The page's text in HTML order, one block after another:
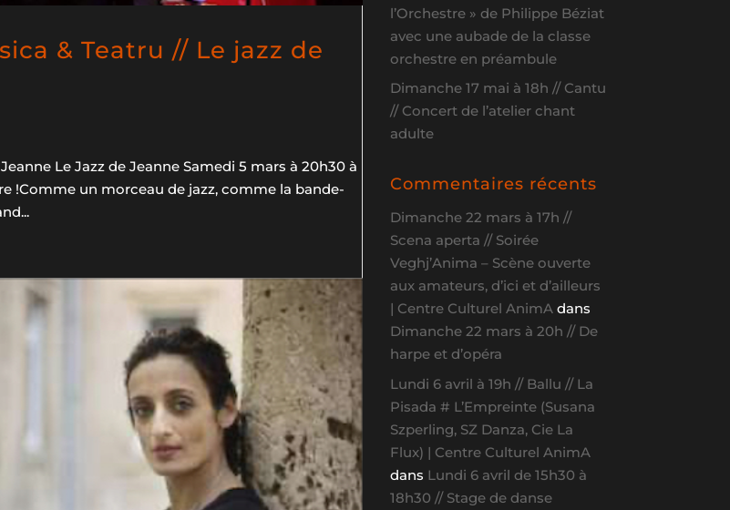
& Teatru // Le jazz de
Le Jazz de Jeanne Samedi 5 mars à 20h30 à
!Comme un morceau de jazz, comme la bande-
l’Orchestre » de Philippe Béziat
avec une aubade de la classe
orchestre en préambule
Dimanche 17 mai à 18h // Cantu
// Concert de l’atelier chant
adulte
Commentaires récents
Dimanche 22 mars à 17h //
Scena aperta // Soirée
Veghj’Anima – Scène ouverte
aux amateurs, d’ici et d’ailleurs
| Centre Culturel AnimAdans
Dimanche 22 mars à 20h // De
harpe et d’opéra
Lundi 6 avril à 19h // Ballu // La
Pisada # L’Empreinte (Susana
Szperling, SZ Danza, Cie La
Flux) | Centre Culturel AnimA
dans Lundi 6 avril de 15h30 à
18h30 // Stage de danse